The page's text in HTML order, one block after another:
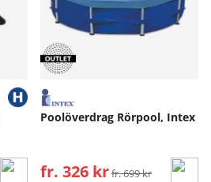
Poolöverdrag Rörpool, Intex
fr. 326 kr Ordinarie pris:
fr. 699 kr